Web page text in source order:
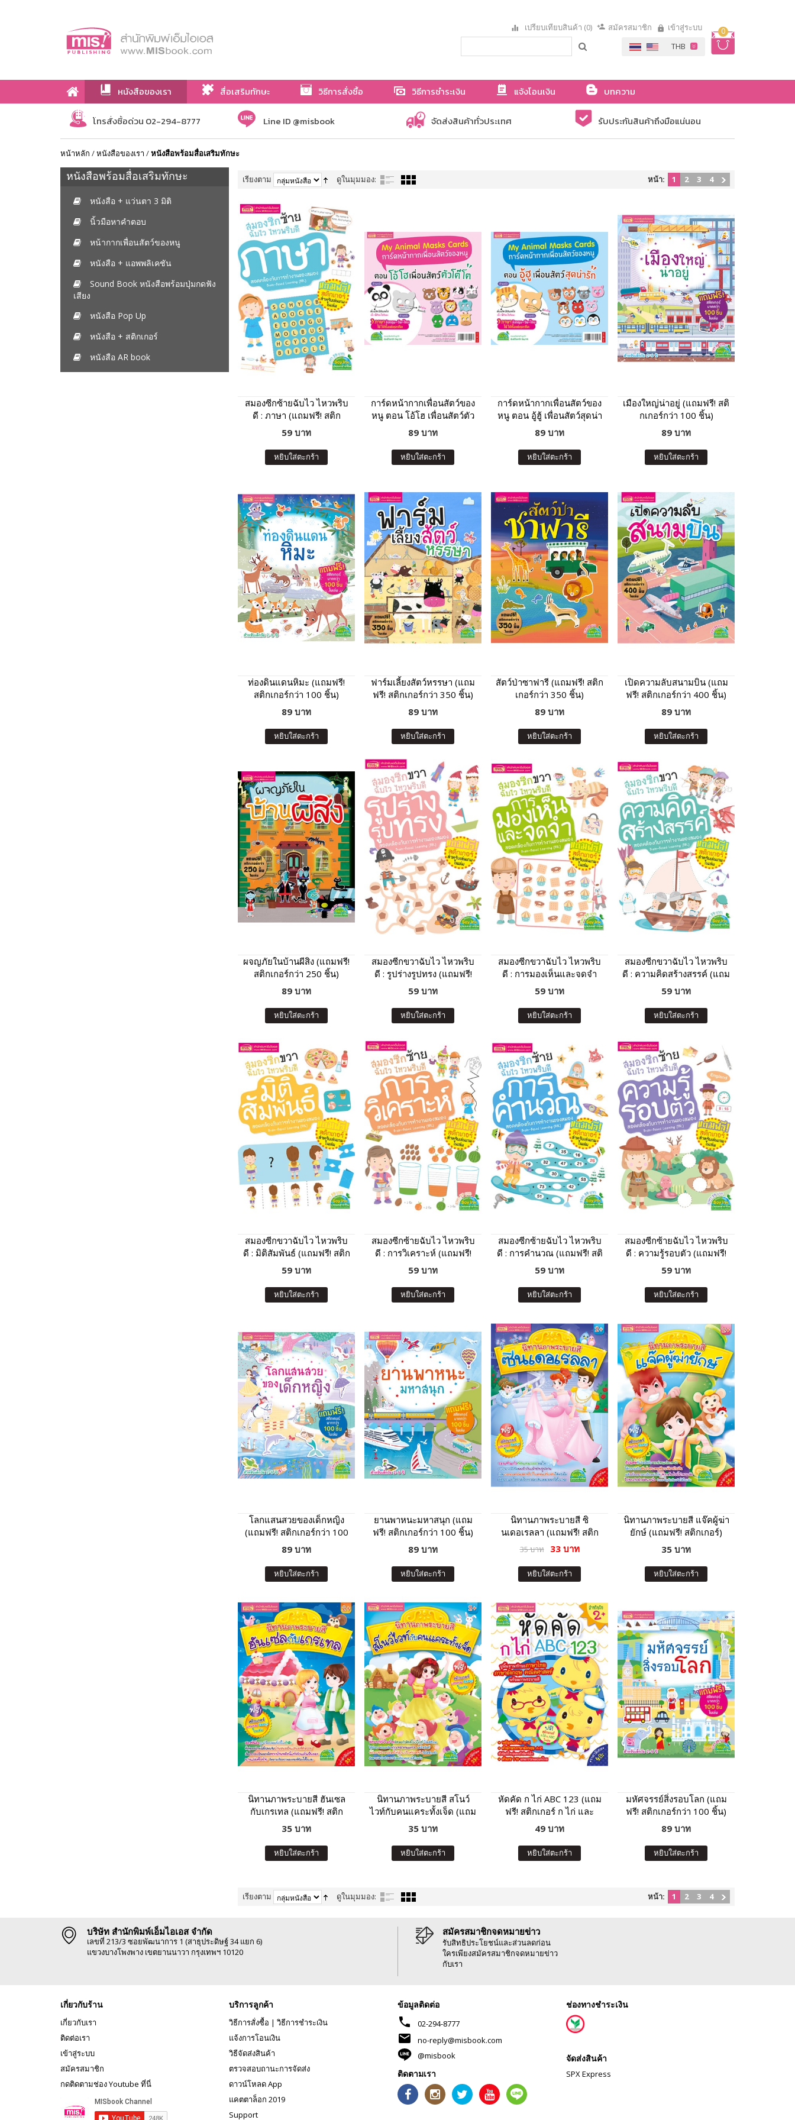
0
เปรียบเทียบสินค้า (0) สมัครสมาชิก เข้าสู่ระบบ
หนังสือของเรา สื่อเสริมทักษะ วิธีการสั่งซื้อ วิธีการชำระเงิน แจ้งโอนเงิน
บทความ
เกี่ยวกับเรา
โทรสั่งซื้อด่วน 02-294-8777 Line ID @misbook จัดส่งสินค้าทั่วประเทศ รับประกันสินค้าถึงมือแน่นอน
หน้าหลัก /หนังสือของเรา /หนังสือพร้อมสื่อเสริมทักษะ
หนังสือพร้อมสื่อเสริมทักษะ
หนังสือ + แว่นตา 3 มิติ
นิ้วมือหาคำตอบ
หน้ากากเพื่อนสัตว์ของหนู
หนังสือ + แอพพลิเคชัน
Sound Book หนังสือพร้อมปุ่มกดฟัง
เสียง
หนังสือ Pop Up
หนังสือ + สติกเกอร์
หนังสือ AR book
เรียงตาม ดูในมุมมอง: หน้า: 1 2 3 4
สมองซีกซ้ายฉับไว ไหวพริบ
ดี : ภาษา (แถมฟรี! สติก
เกอร์)
59 บาท
หยิบใส่ตะกร้า
การ์ดหน้ากากเพื่อนสัตว์ของ
หนู ตอน โอ้โฮ เพื่อนสัตว์ตัว
โต๊โต
89 บาท
หยิบใส่ตะกร้า
การ์ดหน้ากากเพื่อนสัตว์ของ
หนู ตอน อู้ฮู้ เพื่อนสัตว์สุดน่า
รัก
89 บาท
หยิบใส่ตะกร้า
เมืองใหญ่น่าอยู่ (แถมฟรี! สติ
กเกอร์กว่า 100 ชิ้น)
89 บาท
หยิบใส่ตะกร้า
ท่องดินแดนหิมะ (แถมฟรี!
สติกเกอร์กว่า 100 ชิ้น)
89 บาท
หยิบใส่ตะกร้า
ฟาร์มเลี้ยงสัตว์หรรษา (แถม
ฟรี! สติกเกอร์กว่า 350 ชิ้น)
89 บาท
หยิบใส่ตะกร้า
สัตว์ป่าซาฟารี (แถมฟรี! สติก
เกอร์กว่า 350 ชิ้น)
89 บาท
หยิบใส่ตะกร้า
เปิดความลับสนามบิน (แถม
ฟรี! สติกเกอร์กว่า 400 ชิ้น)
89 บาท
หยิบใส่ตะกร้า
ผจญภัยในบ้านผีสิง (แถมฟรี!
สติกเกอร์กว่า 250 ชิ้น)
89 บาท
หยิบใส่ตะกร้า
สมองซีกขวาฉับไว ไหวพริบ
ดี : รูปร่างรูปทรง (แถมฟรี!
สติกเกอร์)
59 บาท
หยิบใส่ตะกร้า
สมองซีกขวาฉับไว ไหวพริบ
ดี : การมองเห็นและจดจำ
(แถมฟรี! สติกเกอร์)
59 บาท
หยิบใส่ตะกร้า
สมองซีกขวาฉับไว ไหวพริบ
ดี : ความคิดสร้างสรรค์ (แถม
ฟรี! สติกเกอร์)
59 บาท
หยิบใส่ตะกร้า
สมองซีกขวาฉับไว ไหวพริบ
ดี : มิติสัมพันธ์ (แถมฟรี! สติก
เกอร์)
59 บาท
หยิบใส่ตะกร้า
สมองซีกซ้ายฉับไว ไหวพริบ
ดี : การวิเคราะห์ (แถมฟรี!
สติกเกอร์)
59 บาท
หยิบใส่ตะกร้า
สมองซีกซ้ายฉับไว ไหวพริบ
ดี : การคำนวณ (แถมฟรี! สติ
กเกอร์)
59 บาท
หยิบใส่ตะกร้า
สมองซีกซ้ายฉับไว ไหวพริบ
ดี : ความรู้รอบตัว (แถมฟรี!
สติกเกอร์)
59 บาท
หยิบใส่ตะกร้า
โลกแสนสวยของเด็กหญิง
(แถมฟรี! สติกเกอร์กว่า 100
ชิ้น)
89 บาท
หยิบใส่ตะกร้า
ยานพาหนะมหาสนุก (แถม
ฟรี! สติกเกอร์กว่า 100 ชิ้น)
89 บาท
หยิบใส่ตะกร้า
นิทานภาพระบายสี ซิ
นเดอเรลลา (แถมฟรี! สติก
เกอร์)
35 บาท 33 บาท
หยิบใส่ตะกร้า
นิทานภาพระบายสี แจ๊คผู้ฆ่า
ยักษ์ (แถมฟรี! สติกเกอร์)
35 บาท
หยิบใส่ตะกร้า
นิทานภาพระบายสี ฮันเซล
กับเกรเทล (แถมฟรี! สติก
เกอร์)
35 บาท
หยิบใส่ตะกร้า
นิทานภาพระบายสี สโนว์
ไวท์กับคนแคระทั้งเจ็ด (แถม
ฟรี! สติกเกอร์)
35 บาท
หยิบใส่ตะกร้า
หัดคัด ก ไก่ ABC 123 (แถม
ฟรี! สติกเกอร์ ก ไก่ และ
ABC)
49 บาท
หยิบใส่ตะกร้า
มหัศจรรย์สิ่งรอบโลก (แถม
ฟรี! สติกเกอร์กว่า 100 ชิ้น)
89 บาท
หยิบใส่ตะกร้า
เรียงตาม ดูในมุมมอง: หน้า: 1 2 3 4
บริษัท สำนักพิมพ์เอ็มไอเอส จำกัด
เลขที่ 213/3 ซอยพัฒนาการ 1 (สาธุประดิษฐ์ 34 แยก 6)
แขวงบางโพงพาง เขตยานนาวา กรุงเทพฯ 10120
สมัครสมาชิกจดหมายข่าว
รับสิทธิประโยชน์และส่วนลดก่อน
ใครเพียงสมัครสมาชิกจดหมายข่าว
กับเรา
เกี่ยวกับร้าน
เกี่ยวกับเรา
ติดต่อเรา
เข้าสู่ระบบ
สมัครสมาชิก
กดติดตามช่อง Youtube ที่นี่
บริการลูกค้า
วิธีการสั่งซื้อ | วิธีการชำระเงิน
แจ้งการโอนเงิน
วิธีจัดส่งสินค้า
ตรวจสอบถานะการจัดส่ง
ดาวน์โหลด App
แคตตาล็อก 2019
Support
ข้อมูลติดต่อ
phone 02-294-8777
mail
no-reply@misbook.com
@misbook
ติดตามเรา
ช่องทางชำระเงิน
จัดส่งสินค้า
SPX Express